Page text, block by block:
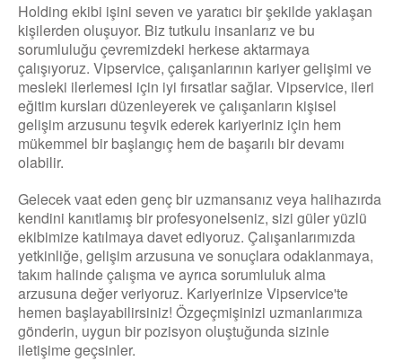
Holding ekibi işini seven ve yaratıcı bir şekilde yaklaşan
kişilerden oluşuyor. Biz tutkulu insanlarız ve bu
sorumluluğu çevremizdeki herkese aktarmaya
çalışıyoruz. Vipservice, çalışanlarının kariyer gelişimi ve
mesleki ilerlemesi için iyi fırsatlar sağlar. Vipservice, ileri
eğitim kursları düzenleyerek ve çalışanların kişisel
gelişim arzusunu teşvik ederek kariyeriniz için hem
mükemmel bir başlangıç ​​hem de başarılı bir devamı
olabilir.
Gelecek vaat eden genç bir uzmansanız veya halihazırda
kendini kanıtlamış bir profesyonelseniz, sizi güler yüzlü
ekibimize katılmaya davet ediyoruz. Çalışanlarımızda
yetkinliğe, gelişim arzusuna ve sonuçlara odaklanmaya,
takım halinde çalışma ve ayrıca sorumluluk alma
arzusuna değer veriyoruz. Kariyerinize Vipservice'te
hemen başlayabilirsiniz! Özgeçmişinizi uzmanlarımıza
gönderin, uygun bir pozisyon oluştuğunda sizinle
iletişime geçsinler.